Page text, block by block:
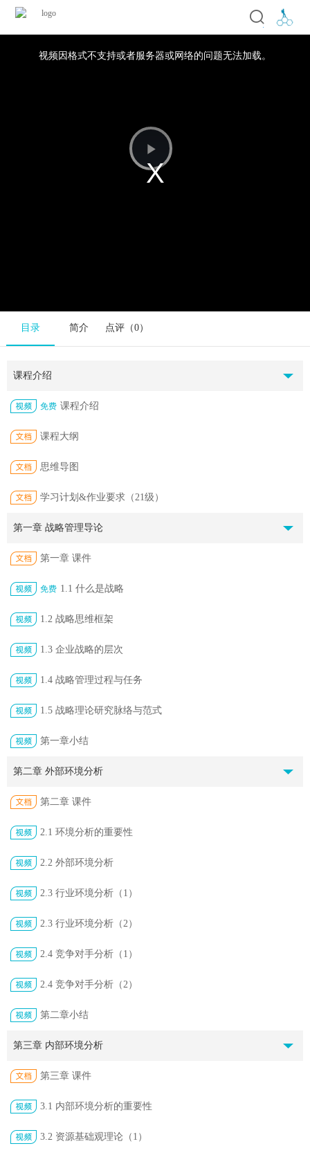
播
视频因格式不支持或者服务器或网络的问题无法加载。
目录 简介 点评（0）
课程介绍
免费 课程介绍
课程大纲
思维导图
学习计划&作业要求（21级）
第一章 战略管理导论
第一章 课件
免费 1.1 什么是战略
1.2 战略思维框架
1.3 企业战略的层次
1.4 战略管理过程与任务
1.5 战略理论研究脉络与范式
第一章小结
第二章 外部环境分析
第二章 课件
2.1 环境分析的重要性
2.2 外部环境分析
2.3 行业环境分析（1）
2.3 行业环境分析（2）
2.4 竞争对手分析（1）
2.4 竞争对手分析（2）
第二章小结
第三章 内部环境分析
第三章 课件
3.1 内部环境分析的重要性
3.2 资源基础观理论（1）